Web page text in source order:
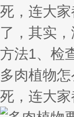
死，连大
了，其实
方法1、检
多肉植物
死，连大